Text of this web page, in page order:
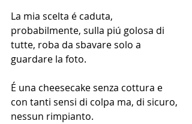
La mia scelta é caduta,
probabilmente, sulla piú golosa di
tutte, roba da sbavare solo a
guardare la foto.
É una cheesecake senza cottura e
con tanti sensi di colpa ma, di sicuro,
nessun rimpianto.